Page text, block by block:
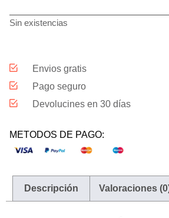
Sin existencias
Envios gratis
Pago seguro
Devolucines en 30 días
METODOS DE PAGO:
Descripción Valoraciones